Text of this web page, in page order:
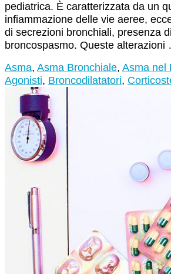
pediatrica. È caratterizzata da un
infiammazione delle vie aeree,
di secrezioni bronchiali, presenza
broncospasmo. Queste alterazioni
Asma, Asma Bronchiale, Asma nel
Agonisti, Broncodilatatori,